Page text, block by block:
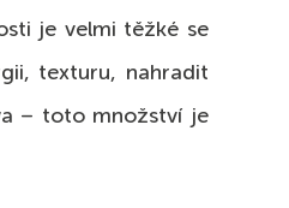
je velmi těžké se
texturu, nahradit
– toto množství je